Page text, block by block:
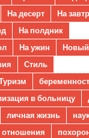
На десерт
На
На полдник
На ужин
Новый
Стиль
в больницу
личная жизнь
отношения